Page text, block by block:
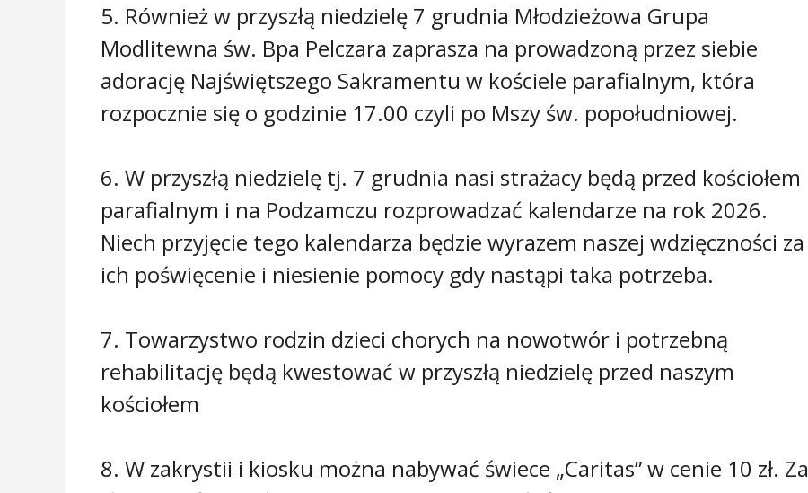
5. Również w przyszłą niedzielę 7 grudnia Młodzieżowa Grupa
Modlitewna św. Bpa Pelczara zaprasza na prowadzoną przez siebie
adorację Najświętszego Sakramentu w kościele parafialnym, która
rozpocznie się o godzinie 17.00 czyli po Mszy św. popołudniowej.
6. W przyszłą niedzielę tj. 7 grudnia nasi strażacy będą przed kościołem
parafialnym i na Podzamczu rozprowadzać kalendarze na rok 2026.
Niech przyjęcie tego kalendarza będzie wyrazem naszej wdzięczności za
ich poświęcenie i niesienie pomocy gdy nastąpi taka potrzeba.
7. Towarzystwo rodzin dzieci chorych na nowotwór i potrzebną
rehabilitację będą kwestować w przyszłą niedzielę przed naszym
kościołem
8. W zakrystii i kiosku można nabywać świece „Caritas” w cenie 10 zł. Za